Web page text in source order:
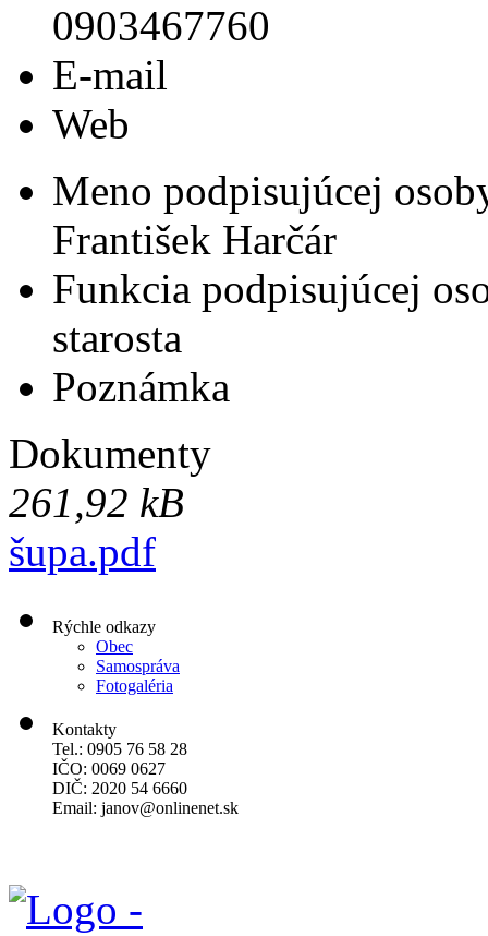
0903467760
E-mail
Web
Meno podpisujúcej
František Harčár
Funkcia podpisujúcej
starosta
Poznámka
Dokumenty
261,92 kB
šupa.pdf
Rýchle odkazy
Obec
Samospráva
Fotogaléria
Kontakty
Tel.: 0905 76 58 28
IČO: 0069 0627
DIČ: 2020 54 6660
Email: janov@onlinenet.sk